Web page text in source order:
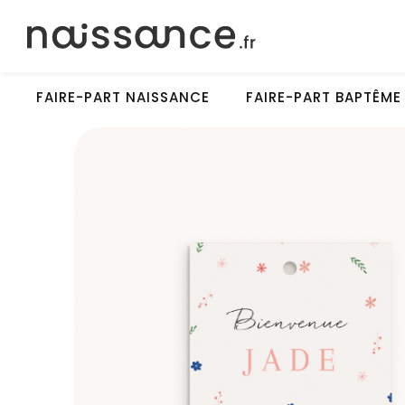
FAIRE-PART NAISSANCE FAIRE-PART BAPTÊME